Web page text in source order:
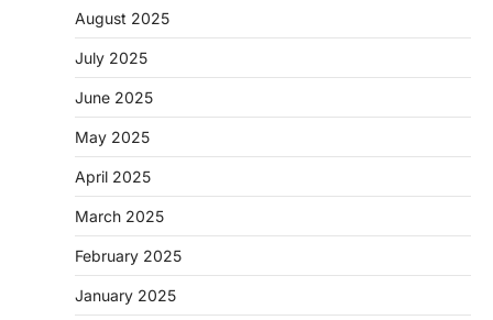
August 2025
July 2025
June 2025
May 2025
April 2025
March 2025
February 2025
January 2025